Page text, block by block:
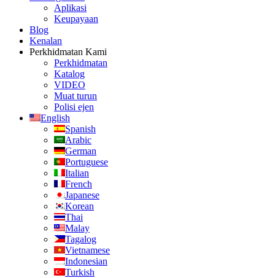
Aplikasi
Keupayaan
Blog
Kenalan
Perkhidmatan Kami
Perkhidmatan
Katalog
VIDEO
Muat turun
Polisi ejen
English
Spanish
Arabic
German
Portuguese
Italian
French
Japanese
Korean
Thai
Malay
Tagalog
Vietnamese
Indonesian
Turkish